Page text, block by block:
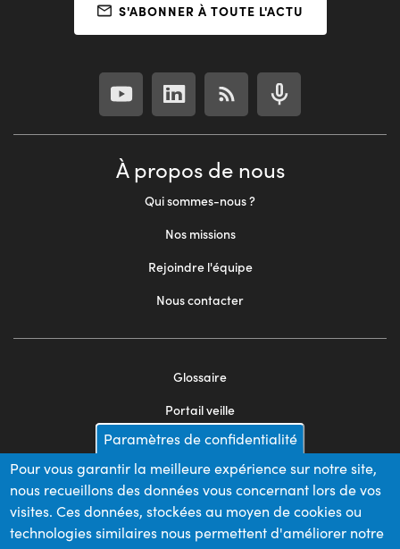
S'ABONNER À TOUTE L'ACTU
À propos de nous
Qui sommes-nous ?
Nos missions
Rejoindre l'équipe
Nous contacter
2
Glossaire
Portail veille
Mentions légales
Appels d'offres
Plan du site
Paramètres de confidentialité
Pour vous garantir la meilleure expérience sur notre site,
nous recueillons des données vous concernant lors de vos
visites. Ces données, stockées au moyen de cookies ou
technologies similaires nous permettent d'améliorer notre